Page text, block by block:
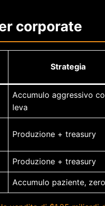
corporate
Strategia
Accumulo aggressivo
leva
Produzione + treasury
Produzione + treasury
Accumulo paziente,